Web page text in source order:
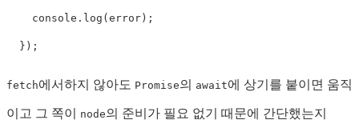
console . log ( error );
});
fetch에서하지 않아도 Promise의 await에 상기를 붙이면 움직
이고 그 쪽이 node의 준비가 필요 없기 때문에 간단했는지